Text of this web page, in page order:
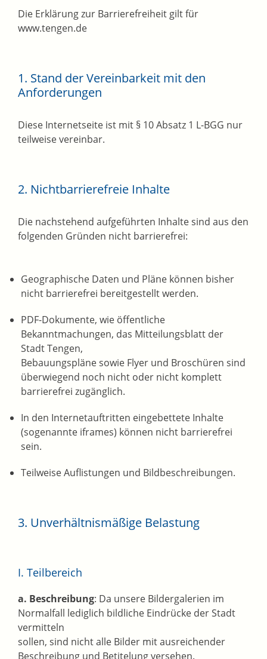
Die Erklärung zur Barrierefreiheit gilt für
www.tengen.de
1. Stand der Vereinbarkeit mit den
Anforderungen
Diese Internetseite ist mit § 10 Absatz 1 L-BGG nur
teilweise vereinbar.
2. Nichtbarrierefreie Inhalte
Die nachstehend aufgeführten Inhalte sind aus den
folgenden Gründen nicht barrierefrei:
Geographische Daten und Pläne können bisher
nicht barrierefrei bereitgestellt werden.
PDF-Dokumente, wie öffentliche
Bekanntmachungen, das Mitteilungsblatt der
Stadt Tengen,
Bebauungspläne sowie Flyer und Broschüren sind
überwiegend noch nicht oder nicht komplett
barrierefrei zugänglich.
In den Internetauftritten eingebettete Inhalte
(sogenannte iframes) können nicht barrierefrei
sein.
Teilweise Auflistungen und Bildbeschreibungen.
3. Unverhältnismäßige Belastung
I. Teilbereich
a. Beschreibung: Da unsere Bildergalerien im
Normalfall lediglich bildliche Eindrücke der Stadt
vermitteln
sollen, sind nicht alle Bilder mit ausreichender
Beschreibung und Betitelung versehen.